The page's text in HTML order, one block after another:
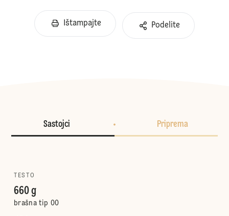
Ištampajte Podelite
Sastojci Priprema
TESTO
660 g
brašna tip 00